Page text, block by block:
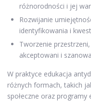
różnorodności i jej
Rozwijanie
identyfikowania i
Tworzenie
akceptowani i
W praktyce edukacja
różnych formach, takich
społeczne oraz programy